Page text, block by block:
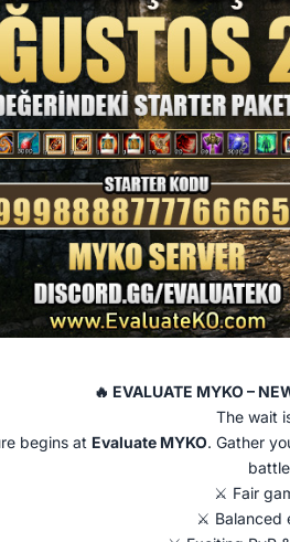
🔥 EVALUATE MYKO –
The wait
begins at Evaluate MYKO. Gather
⚔️ Fair
⚔️ Balanced